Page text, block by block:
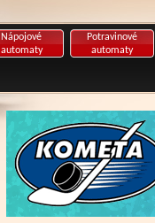
Nápojové
automaty
Potravinové
automaty